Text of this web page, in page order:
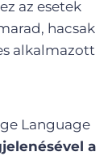
az esetek
hacsak
alkalmazott
Language
a